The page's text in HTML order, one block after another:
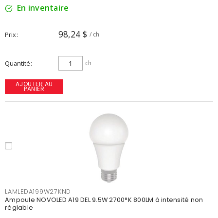
En inventaire
Prix 98,24 $ / ch
Quantité ch
AJOUTER AU
PANIER
LAMLEDA199W27KND
Ampoule NOVOLED A19 DEL 9.5W 2700°K 800LM à intensité non
réglable